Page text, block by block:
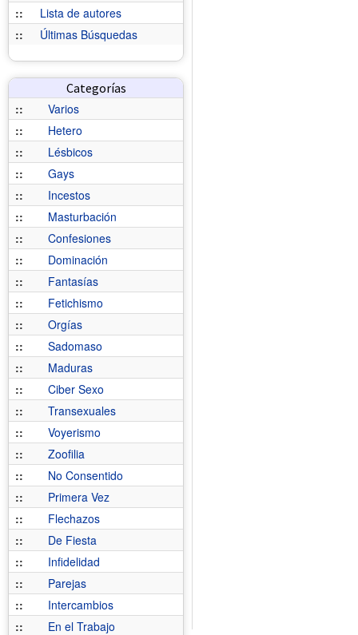
::
Lista de autores
::
Últimas Búsquedas
Categorías
::
Varios
::
Hetero
::
Lésbicos
::
Gays
::
Incestos
::
Masturbación
::
Confesiones
::
Dominación
::
Fantasías
::
Fetichismo
::
Orgías
::
Sadomaso
::
Maduras
::
Ciber Sexo
::
Transexuales
::
Voyerismo
::
Zoofilia
::
No Consentido
::
Primera Vez
::
Flechazos
::
De Fiesta
::
Infidelidad
::
Parejas
::
Intercambios
::
En el Trabajo